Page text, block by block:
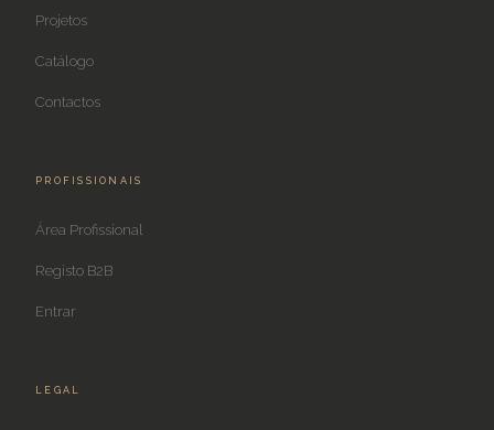
Projetos
Catálogo
Contactos
PROFISSIONAIS
Área Profissional
Registo B2B
Entrar
LEGAL